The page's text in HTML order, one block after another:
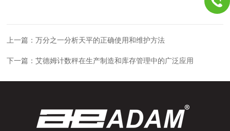
上一篇：万分之一分析天平的正确使用和维护方法
下一篇：艾德姆计数秤在生产制造和库存管理中的广泛应用